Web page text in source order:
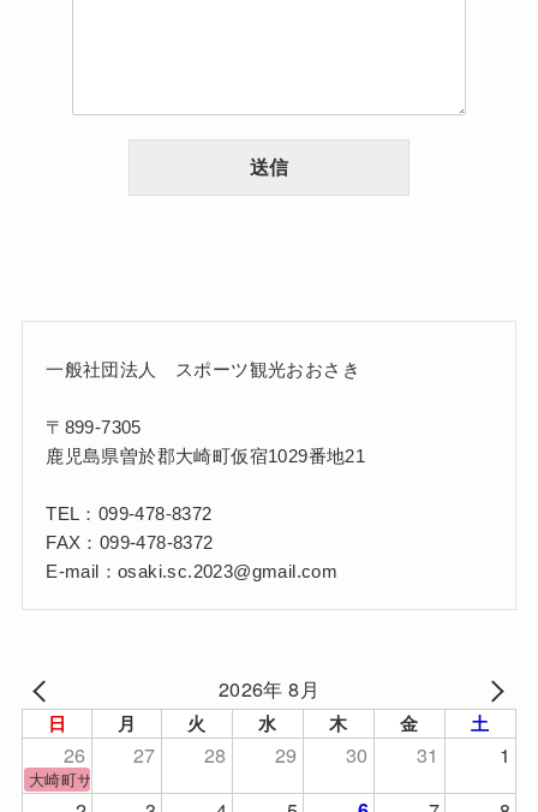
送信
一般社団法人 スポーツ観光おおさき
〒899-7305
鹿児島県曽於郡大崎町仮宿1029番地21
TEL：099-478-8372
FAX：099-478-8372
E-mail：osaki.sc.2023@gmail.com
2026年 8月
日 月 火 水 木 金 土
26 27 28 29 30 31 1
大崎町サッカーフェスティバル